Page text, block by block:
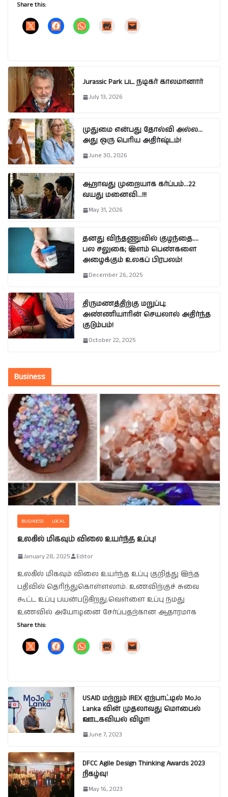
Share this:
Jurassic Park பட நடிகர் காலமானார்
July 13, 2026
முதுமை என்பது தோல்வி அல்ல…
அது ஒரு பெரிய அதிர்ஷ்டம்!
June 30, 2026
ஆறாவது முறையாக கர்ப்பம்…22
வயது மனைவி…!!!
May 31, 2026
தனது விந்தணுவில் குழந்தை….
பல சலுகை; இளம் பெண்களை
அழைக்கும் உலகப் பிரபலம்!
December 26, 2025
திருமணத்திற்கு மறுப்பு;
அண்ணியாரின் செயலால் அதிர்ந்த
குடும்பம்!
October 22, 2025
Business
BUSINESS LOCAL
உலகில் மிகவும் விலை உயர்ந்த உப்பு!
January 28, 2025 Editor
உலகில் மிகவும் விலை உயர்ந்த உப்பு குறித்து இந்த
பதிவில் தெரிந்துகொள்ளலாம். உணவிற்குச் சுவை
கூட்ட உப்பு பயன்படுகிறது.வெள்ளை உப்பு நமது
உணவில் அயோடினை சேர்ப்பதற்கான ஆதாரமாக
Share this:
USAID மற்றும் IREX ஏற்பாட்டில் MoJo
Lanka வின் முதலாவது மொபைல்
ஊடகவியல் விழா!
June 7, 2023
DFCC Agile Design Thinking Awards 2023
நிகழ்வு!
May 16, 2023